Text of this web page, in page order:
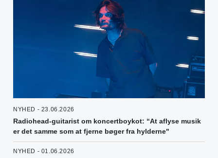
NYHED - 23.06.2026
Radiohead-guitarist om koncertboykot: “At aflyse musik
er det samme som at fjerne bøger fra hylderne"
NYHED - 01.06.2026